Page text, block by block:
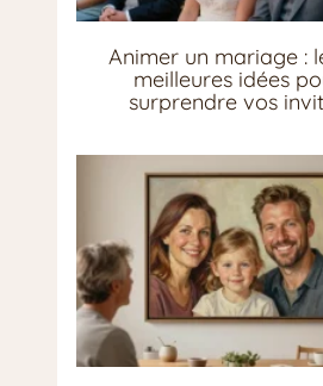
Animer un mariage :
meilleures idées
surprendre vos